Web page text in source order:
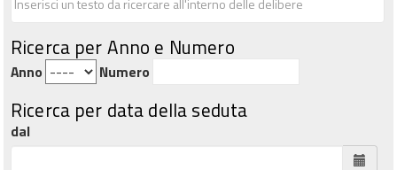
Ricerca per Anno e Numero
Anno Numero
Ricerca per data della seduta
dal